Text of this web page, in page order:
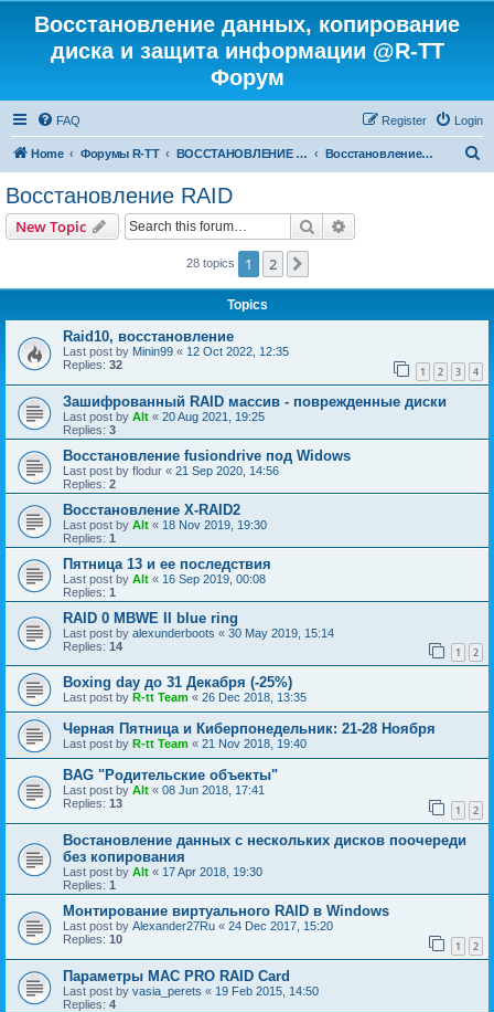
Восстановление данных, копирование
диска и защита информации @R-TT
Форум
FAQ Login
Register
Home Форумы R-TT ВОССТАНОВЛЕНИЕ ДАННЫХ И УДАЛЕННЫХ ФАЙЛОВ Восстановление RAID
Восстановление RAID
New Topic Search
28 topics 1 2
Topics
Raid10, восстановление
Last post by Minin99 « 12 Oct 2022, 12:35
Replies: 32 1 2 3 4
Зашифрованный RAID массив - поврежденные диски
Last post by Alt « 20 Aug 2021, 19:25
Replies: 3
Восстановление fusiondrive под Widows
Last post by flodur « 21 Sep 2020, 14:56
Replies: 2
Восстановление X-RAID2
Last post by Alt « 18 Nov 2019, 19:30
Replies: 1
Пятница 13 и ее последствия
Last post by Alt « 16 Sep 2019, 00:08
Replies: 1
RAID 0 MBWE II blue ring
Last post by alexunderboots « 30 May 2019, 15:14
Replies: 14 1 2
Boxing day до 31 Декабря (-25%)
Last post by R-tt Team « 26 Dec 2018, 13:35
Черная Пятница и Киберпонедельник: 21-28 Ноября
Last post by R-tt Team « 21 Nov 2018, 19:40
BAG "Родительские объекты"
Last post by Alt « 08 Jun 2018, 17:41
Replies: 13 1 2
Востановление данных с нескольких дисков поочереди
без копирования
Last post by Alt « 17 Apr 2018, 19:30
Replies: 1
Монтирование виртуального RAID в Windows
Last post by Alexander27Ru « 24 Dec 2017, 15:20
Replies: 10 1 2
Параметры МАС PRO RAID Card
Last post by vasia_perets « 19 Feb 2015, 14:50
Replies: 4